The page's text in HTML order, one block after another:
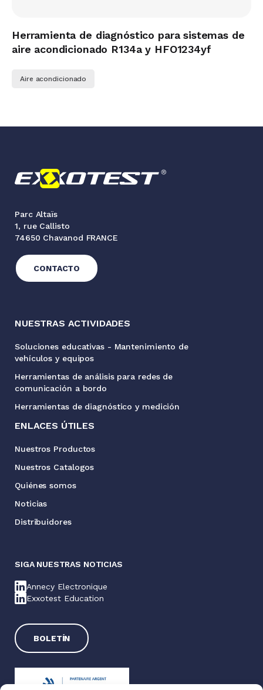
Herramienta de diagnóstico para sistemas de
aire acondicionado R134a y HFO1234yf
Aire acondicionado
Parc Altaïs
1, rue Callisto
74650 Chavanod FRANCE
CONTACTO
NUESTRAS ACTIVIDADES
Soluciones educativas - Mantenimiento de
vehículos y equipos
Herramientas de análisis para redes de
comunicación a bordo
Herramientas de diagnóstico y medición
ENLACES ÚTILES
Nuestros Productos
Nuestros Catalogos
Quiénes somos
Noticias
Distribuidores
SIGA NUESTRAS NOTICIAS
Annecy Electronique
Exxotest Education
BOLETÍN